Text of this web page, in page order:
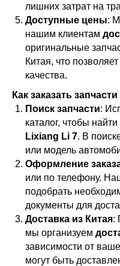
лишних затрат на
Доступные цены:
нашим клиентам
оригинальные
Китая, что
качества.
Как заказать
Поиск запчасти:
каталог, чтобы
Lixiang Li 7. В
или модель
Оформление
или по телефону.
подобрать
документы для
Доставка из Китая:
мы организуем
зависимости от
могут быть